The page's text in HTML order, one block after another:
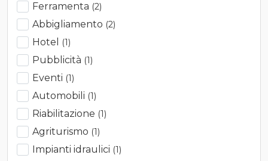
Ferramenta (2)
Abbigliamento (2)
Hotel (1)
Pubblicità (1)
Eventi (1)
Automobili (1)
Riabilitazione (1)
Agriturismo (1)
Impianti idraulici (1)